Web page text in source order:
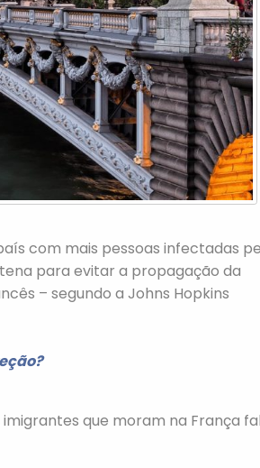
com mais pessoas infectadas
para evitar a propagação da
– segundo a Johns Hopkins
imigrantes que moram na França